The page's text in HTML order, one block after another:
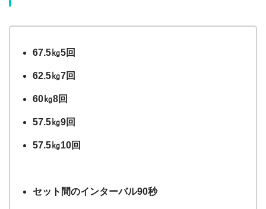
67.5㎏5回
62.5㎏7回
60㎏8回
57.5㎏9回
57.5㎏10回
セット間のインターバル90秒